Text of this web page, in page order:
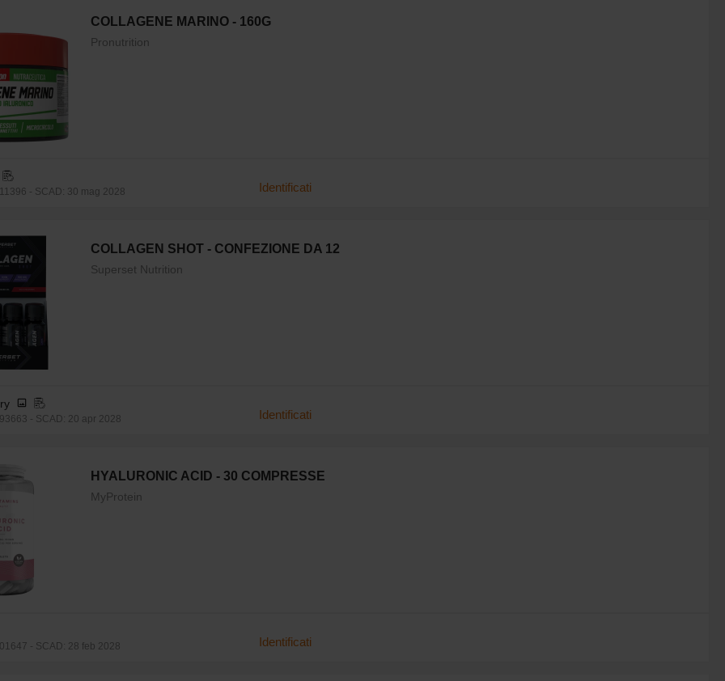
COLLAGENE MARINO - 160G
Pronutrition
- SCAD: 30 mag 2028 Identificati
COLLAGEN SHOT - CONFEZIONE DA 12
Superset Nutrition
- SCAD: 20 apr 2028 Identificati
HYALURONIC ACID - 30 COMPRESSE
MyProtein
- SCAD: 28 feb 2028 Identificati